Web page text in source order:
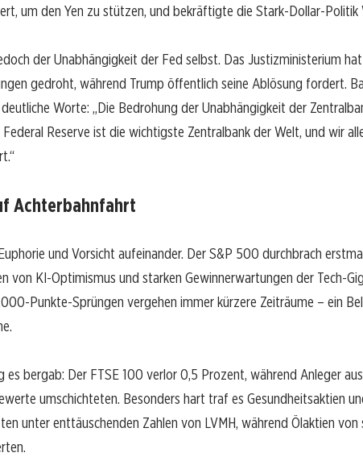
um den Yen zu stützen, und bekräftigte die Stark-Dollar-Politik
der Unabhängigkeit der Fed selbst. Das Justizministerium
gedroht, während Trump öffentlich seine Ablösung fordert.
Worte: „Die Bedrohung der Unabhängigkeit der
Reserve ist die wichtigste Zentralbank der Welt, und wir
Achterbahnfahrt
und Vorsicht aufeinander. Der S&P 500 durchbrach
von KI-Optimismus und starken Gewinnerwartungen der Tech-
Punkte-Sprüngen vergehen immer kürzere Zeiträume – ein
es bergab: Der FTSE 100 verlor 0,5 Prozent, während Anleger
umschichteten. Besonders hart traf es Gesundheitsaktien
unter enttäuschenden Zahlen von LVMH, während Ölaktien von